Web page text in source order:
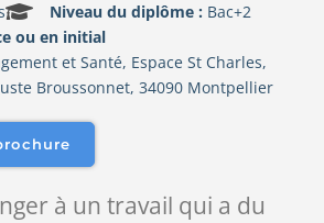
Niveau du diplôme : Bac+2
ou en initial
et Santé, Espace St Charles,
Broussonnet, 34090 Montpellier
à un travail qui a du